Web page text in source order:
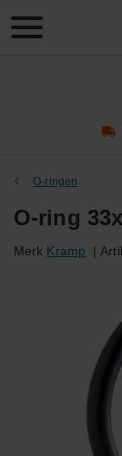
Product
zoeken
O-ringen
O-ring
Merk Kramp |